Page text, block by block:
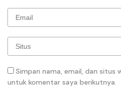
Simpan nama, email, dan situs
untuk komentar saya berikutnya.